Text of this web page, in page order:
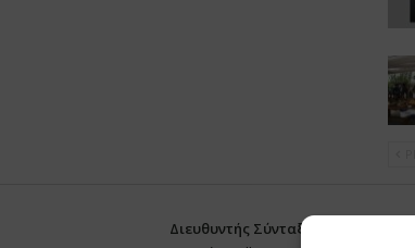
Διευθυντής Σύνταξης: